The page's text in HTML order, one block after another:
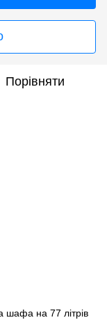
Порівняти
шафа на 77 літрів